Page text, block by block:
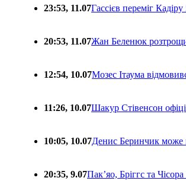
23:53, 11.07Гассієв переміг
20:53, 11.07Жан Беленюк
12:54, 10.07Мозес Ітаума
11:26, 10.07Шакур Стівенсон
10:05, 10.07Денис Беринчик може
20:35, 9.07Пакʼяо, Бріггс та